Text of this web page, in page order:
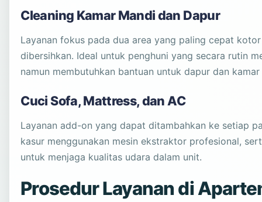
Cleaning Kamar Mandi dan Dapur
Layanan fokus pada dua area yang paling cepat
dibersihkan. Ideal untuk penghuni yang secara rutin
namun membutuhkan bantuan untuk dapur dan
Cuci Sofa, Mattress, dan AC
Layanan add-on yang dapat ditambahkan ke setiap
kasur menggunakan mesin ekstraktor profesional,
untuk menjaga kualitas udara dalam unit.
Prosedur Layanan di